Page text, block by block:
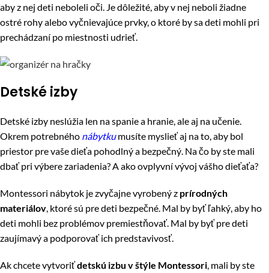
aby z nej deti neboleli oči. Je dôležité, aby v nej neboli žiadne
ostré rohy alebo vyčnievajúce prvky, o ktoré by sa deti mohli pri
prechádzaní po miestnosti udrieť.
Detské izby
Detské izby neslúžia len na spanie a hranie, ale aj na učenie.
Okrem potrebného nábytkumusíte myslieť aj na to, aby bol
priestor pre vaše dieťa pohodlný a bezpečný. Na čo by ste mali
dbať pri výbere zariadenia? A ako ovplyvní vývoj vášho dieťaťa?
Montessori nábytok je zvyčajne vyrobený z prírodných
materiálov , ktoré sú pre deti bezpečné. Mal by byť ľahký, aby ho
deti mohli bez problémov premiestňovať. Mal by byť pre deti
zaujímavý a podporovať ich predstavivosť.
Ak chcete vytvoriťdetskú izbu v štýle Montessori , mali by ste